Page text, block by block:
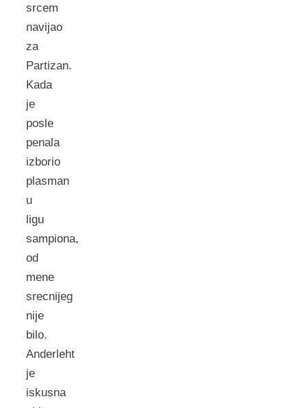
srcem
navijao
za
Partizan.
Kada
je
posle
penala
izborio
plasman
u
ligu
sampiona,
od
mene
srecnijeg
nije
bilo.
Anderleht
je
iskusna